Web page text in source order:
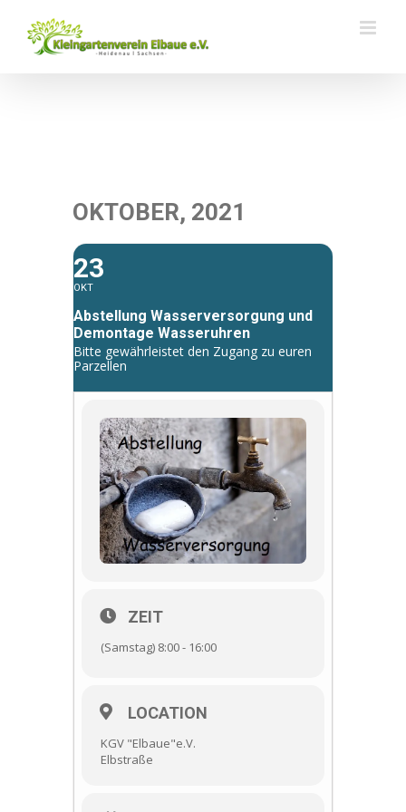
Inhalt
springen
OKTOBER, 2021
23
OKT
Abstellung Wasserversorgung und
Demontage Wasseruhren
Bitte gewährleistet den Zugang zu euren
Parzellen
ZEIT
(Samstag) 8:00 - 16:00
LOCATION
KGV "Elbaue"e.V.
Elbstraße